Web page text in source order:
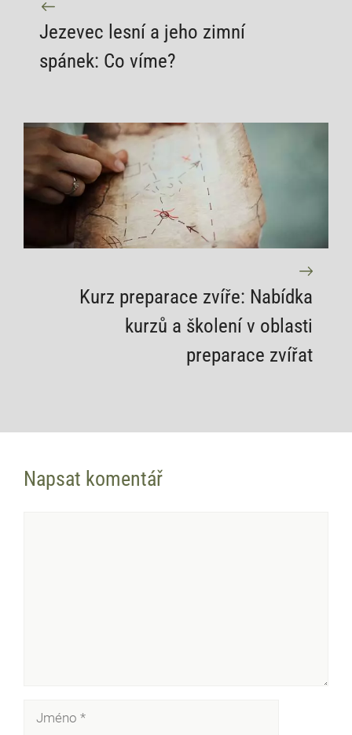
Jezevec lesní a jeho zimní
spánek: Co víme?
Kurz preparace zvíře: Nabídka
kurzů a školení v oblasti
preparace zvířat
Napsat komentář